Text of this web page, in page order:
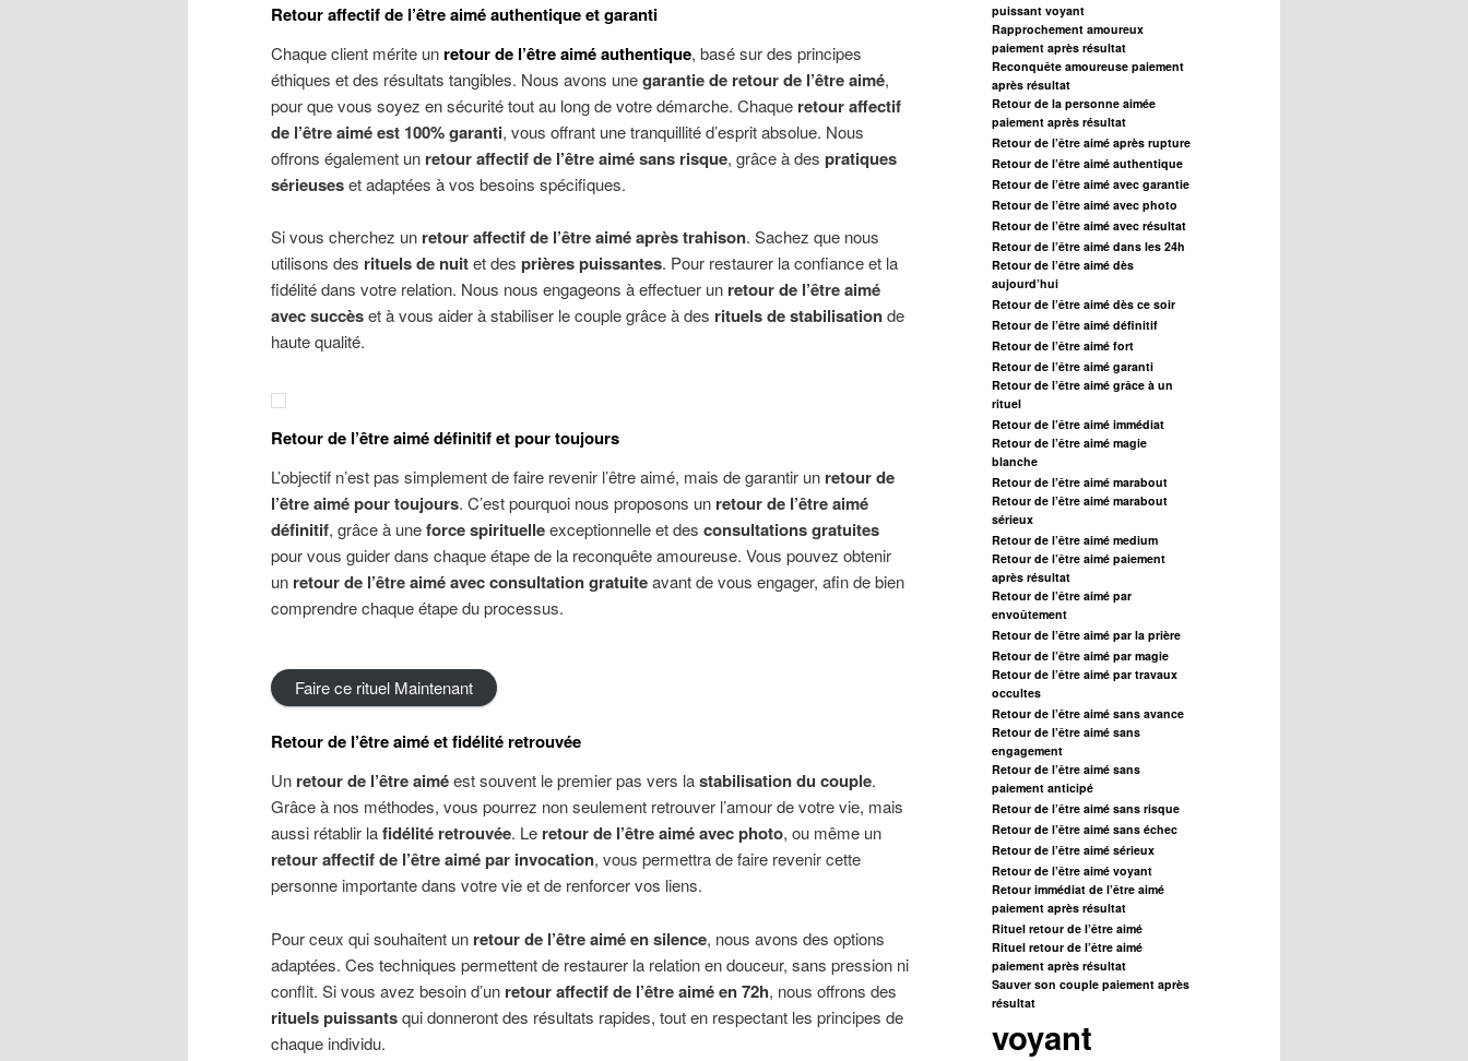
Retouraffectifde l’être aimé authentique et garanti
Chaque client mérite un retour de l’être aimé authentique, basé sur des principes
éthiques et des résultats tangibles. Nous avons unegarantie de retour de l’être aimé,
pour que vous soyez en sécurité tout au long de votre démarche. Chaque retouraffectif
de l’être aimé est 100% garanti, vous offrant une tranquillité d’esprit absolue. Nous
offrons également un retouraffectif de l’être aimé sans risque, grâce à des pratiques
sérieuseset adaptées à vos besoins spécifiques.
Si vous cherchez un retouraffectif de l’être aimé après trahison. Sachez que nous
utilisons des rituels de nuitet des prières puissantes. Pour restaurer la confiance et la
fidélité dans votre relation. Nous nous engageons à effectuer un retour de l’être aimé
avec succèset à vous aider à stabiliser le couple grâce à des rituels de stabilisationde
haute qualité.
Retour de l’être aimé définitif et pour toujours
L’objectif n’est pas simplement de faire revenir l’être aimé, mais de garantir un retour de
l’être aimé pour toujours. C’est pourquoi nous proposons un retour de l’être aimé
définitif, grâce à uneforce spirituelleexceptionnelle et des consultations gratuites
pour vous guider dans chaque étape de la reconquête amoureuse. Vous pouvez obtenir
un retour de l’être aimé avec consultation gratuiteavant de vous engager, afin de bien
comprendre chaque étape du processus.
Faire ce rituel Maintenant
Retourde l’être aimé et fidélité retrouvée
Un retour de l’être aiméest souvent le premier pas vers lastabilisation du couple.
Grâce à nos méthodes, vous pourrez non seulement retrouver l’amour de votre vie, mais
aussi rétablir lafidélité retrouvée. Le retour de l’être aimé avec photo, ou même un
retouraffectif de l’être aimé par invocation, vous permettra de faire revenir cette
personne importante dans votre vie et de renforcer vos liens.
Pour ceux qui souhaitent un retour de l’être aimé en silence, nous avons des options
adaptées. Ces techniques permettent de restaurer la relation en douceur, sans pression ni
conflit. Si vous avez besoin d’un retouraffectifde l’être aimé en 72h, nous offrons des
rituels puissantsqui donneront des résultats rapides, tout en respectant les principes de
chaque individu.
puissant voyant
Rapprochement amoureux
paiement après résultat
Reconquête amoureuse paiement
après résultat
Retour de la personne aimée
paiement après résultat
Retour de l’être aimé après rupture
Retour de l’être aimé authentique
Retour de l’être aimé avec garantie
Retour de l’être aimé avec photo
Retour de l’être aimé avec résultat
Retour de l’être aimé dans les 24h
Retour de l’être aimé dès
aujourd’hui
Retour de l’être aimé dès ce soir
Retour de l’être aimé définitif
Retour de l’être aimé fort
Retour de l’être aimé garanti
Retour de l’être aimé grâce à un
rituel
Retour de l’être aimé immédiat
Retour de l’être aimé magie
blanche
Retour de l’être aimé marabout
Retour de l’être aimé marabout
sérieux
Retour de l’être aimé medium
Retour de l’être aimé paiement
après résultat
Retour de l’être aimé par
envoûtement
Retour de l’être aimé par la prière
Retour de l’être aimé par magie
Retour de l’être aimé par travaux
occultes
Retour de l’être aimé sans avance
Retour de l’être aimé sans
engagement
Retour de l’être aimé sans
paiement anticipé
Retour de l’être aimé sans risque
Retour de l’être aimé sans échec
Retour de l’être aimé sérieux
Retour de l’être aimé voyant
Retour immédiat de l’être aimé
paiement après résultat
Rituel retour de l’être aimé
Rituel retour de l’être aimé
paiement après résultat
Sauver son couple paiement après
résultat
voyant